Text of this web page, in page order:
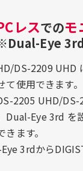
レスでのモ
Eye
DS-2209 UHD
て使用できます。
2205 UHD/
Dual-Eye 3rd を
ます。
3rdから